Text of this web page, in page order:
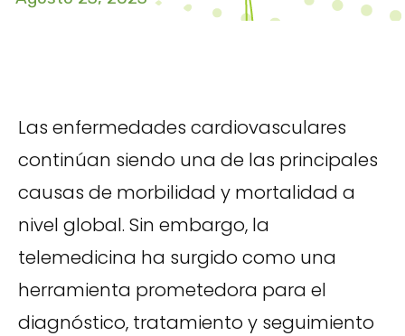
Las enfermedades cardiovasculares
continúan siendo una de las principales
causas de morbilidad y mortalidad a
nivel global. Sin embargo, la
telemedicina ha surgido como una
herramienta prometedora para el
diagnóstico, tratamiento y seguimiento